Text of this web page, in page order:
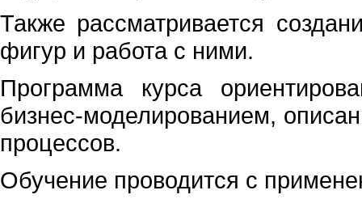
Также рассматривается
фигур и работа с ними.
Программа курса
бизнес-моделированием,
процессов.
Обучение проводится с